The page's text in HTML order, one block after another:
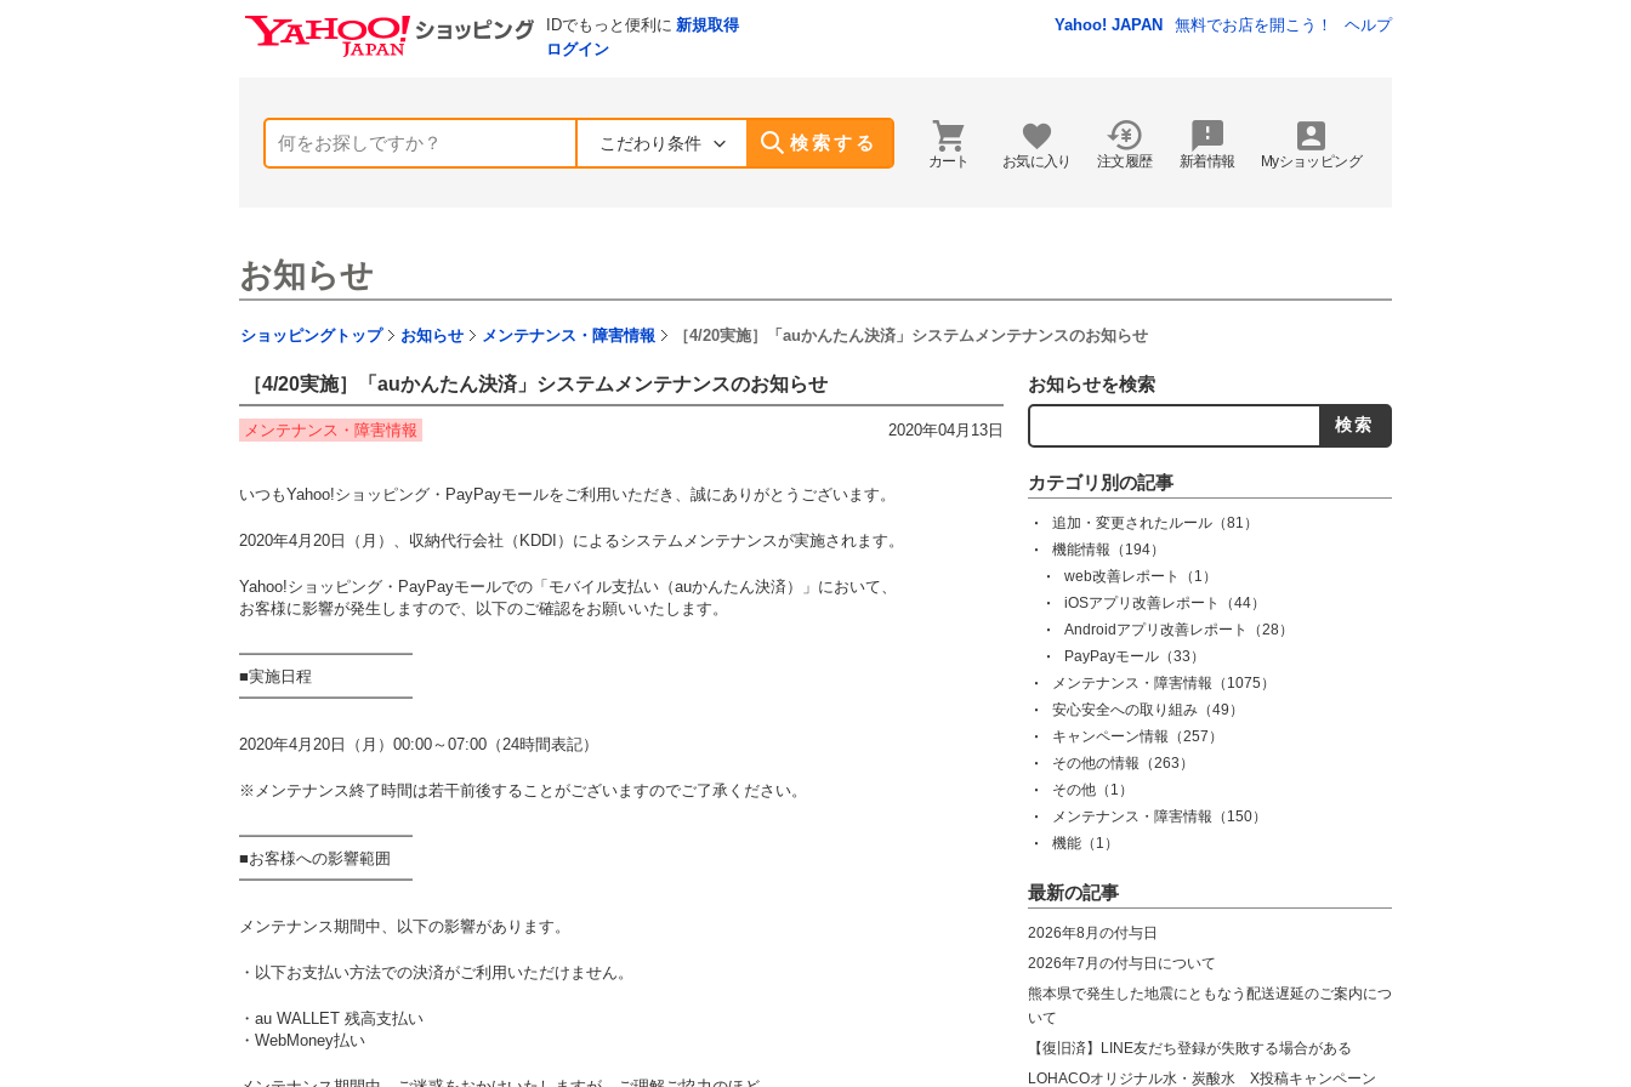
IDでもっと便利に 新規取得 Yahoo! JAPAN 無料でお店を開こう！
ヘルプ
ログイン
こだわり条件 検索する
カート お気に入り 注文履歴 新着情報 Myショッピング
お知らせ
ショッピングトップ お知らせ メンテナンス・障害情報 ［4/20実施］「auかんたん決済」システムメンテナンスのお知らせ
［4/20実施］「auかんたん決済」システムメンテナンスのお知らせ
メンテナンス・障害情報 2020年04月13日
いつもYahoo!ショッピング・PayPayモールをご利用いただき、誠にありがとうございます。
2020年4月20日（月）、収納代行会社（KDDI）によるシステムメンテナンスが実施されます。
Yahoo!ショッピング・PayPayモールでの「モバイル支払い（auかんたん決済）」において、
お客様に影響が発生しますので、以下のご確認をお願いいたします。
━━━━━━━━━━━
■実施日程
━━━━━━━━━━━
2020年4月20日（月）00:00～07:00（24時間表記）
※メンテナンス終了時間は若干前後することがございますのでご了承ください。
━━━━━━━━━━━
■お客様への影響範囲
━━━━━━━━━━━
メンテナンス期間中、以下の影響があります。
・以下お支払い方法での決済がご利用いただけません。
・au WALLET 残高支払い
・WebMoney払い
お知らせを検索
カテゴリ別の記事
追加・変更されたルール （81）
機能情報 （194）
web改善レポート
（1）
iOSアプリ改善レポート
（44）
Androidアプリ改善レポート
（28）
PayPayモール （33）
メンテナンス・障害情報 （1075）
安心安全への取り組み （49）
キャンペーン情報 （257）
その他の情報 （263）
その他 （1）
メンテナンス・障害情報 （150）
機能 （1）
最新の記事
2026年8月の付与日
2026年7月の付与日について
熊本県で発生した地震にともなう配送遅延のご案内につ
いて
【復旧済】LINE友だち登録が失敗する場合がある
LOHACOオリジナル水・炭酸水 X投稿キャンペーン